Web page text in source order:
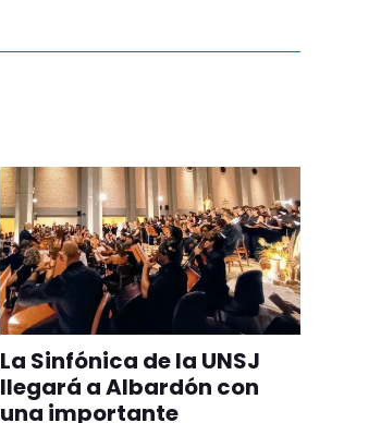
La Sinfónica de la UNSJ
llegará a Albardón con
una importante